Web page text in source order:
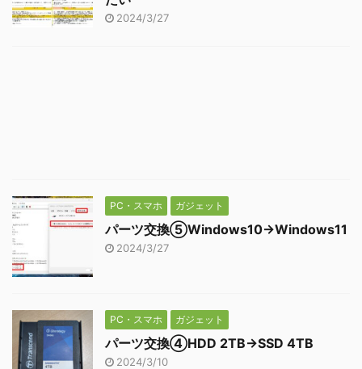
2024/3/27
PC・スマホ ガジェット
パーツ交換⑤Windows10→Windows11
2024/3/27
PC・スマホ ガジェット
パーツ交換④HDD 2TB→SSD 4TB
2024/3/10